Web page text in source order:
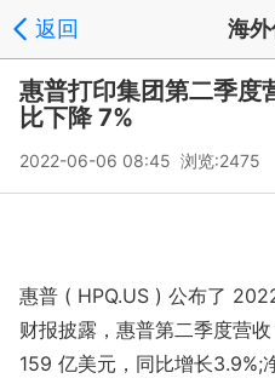
返回 海
惠普打印集团第二季度
比下降 7%
2022-06-06 08:45 浏览:2475
惠普 ( HPQ.US ) 公布了
财报披露，惠普第二季度营
159 亿美元，同比增长3.9%;